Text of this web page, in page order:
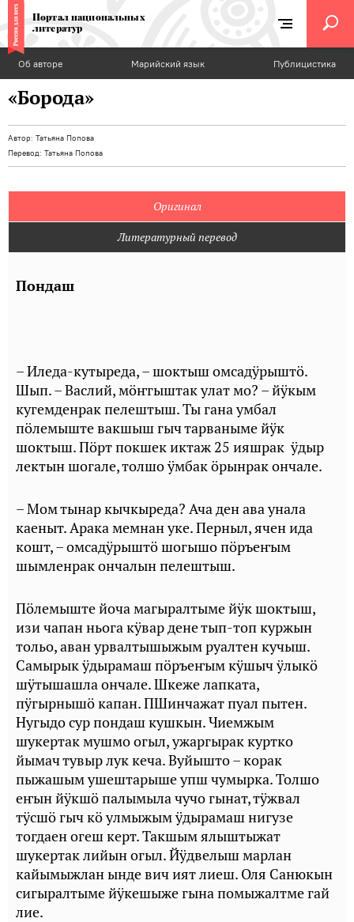
Портал национальных
литератур
Об авторе Марийский язык Публицистика
«Борода»
Автор: Татьяна Попова
Перевод: Татьяна Попова
Оригинал
Литературный перевод
Пондаш
– Иледа-кутыреда, – шоктыш омсадӱрыштӧ.
Шып. – Васлий, мӧҥгыштак улат мо? – йӱкым
кугемденрак пелештыш. Ты гана умбал
пӧлемыште вакшыш гыч тарваныме йӱк
шоктыш. Пӧрт покшек иктаж 25 ияшрак ӱдыр
лектын шогале, толшо ӱмбак ӧрынрак ончале.
– Мом тынар кычкыреда? Ача ден ава унала
каеныт. Арака мемнан уке. Перныл, ячен ида
кошт, – омсадӱрыштӧ шогышо пӧръеҥым
шымленрак ончалын пелештыш.
Пӧлемыште йоча магыралтыме йӱк шоктыш,
изи чапан ньога кӱвар дене тып-топ куржын
тольо, аван урвалтышыжым руалтен кучыш.
Самырык ӱдырамаш пӧръеҥым кӱшыч ӱлыкӧ
шӱтышашла ончале. Шкеже лапката,
пӱгырнышӧ капан. ПШинчажат пуал пытен.
Нугыдо сур пондаш кушкын. Чиемжым
шукертак мушмо огыл, ужаргырак куртко
йымач тувыр лук кеча. Вуйышто – корак
пыжашым ушештарыше упш чумырка. Толшо
еҥын йӱкшӧ палымыла чучо гынат, тӱжвал
тӱсшӧ гыч кӧ улмыжым ӱдырамаш нигузе
тогдаен огеш керт. Такшым ялыштыжат
шукертак лийын огыл. Йӱдвелыш марлан
кайымыжлан ынде вич ият лиеш. Оля Санюкын
сигыралтыме йӱкешыже гына помыжалтме гай
лие.